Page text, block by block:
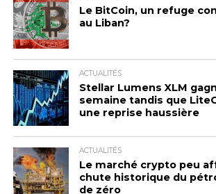
Le BitCoin, un refuge
au Liban?
ACTUALITÉS
Stellar Lumens XLM
semaine tandis que
une reprise haussière
ACTUALITÉS
Le marché crypto peu
chute historique du
de zéro